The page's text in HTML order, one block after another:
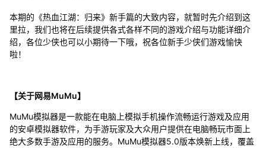
本期的《热血江湖：归来》新手篇的大致内容，就暂时先介绍到这
里拉，我们也将在后续提供各式各样不同的游戏介绍与功能详细介
绍，各位少侠也可以小期待一下哦，祝各位新手少侠们游戏愉快
啦！
【关于网易MuMu】
MuMu模拟器是一款能在电脑上模拟手机操作流畅运行游戏及应用
的安卓模拟器软件，为手游玩家及大众用户提供在电脑畅玩市面上
绝大多数手游及应用的服务。MuMu模拟器5.0版本焕新上线，覆盖